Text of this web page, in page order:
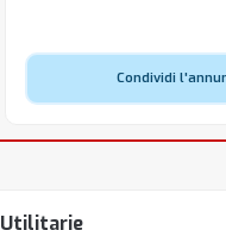
Condividi
Utilitarie